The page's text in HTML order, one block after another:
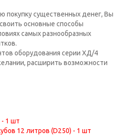
покупку существенных денег, Вы
основные способы
самых разнообразных
оборудования серии ХД/4
расширить возможности
- 1 шт
12 литров (D250) - 1 шт